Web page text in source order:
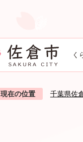
く
現在の位置 千葉県佐